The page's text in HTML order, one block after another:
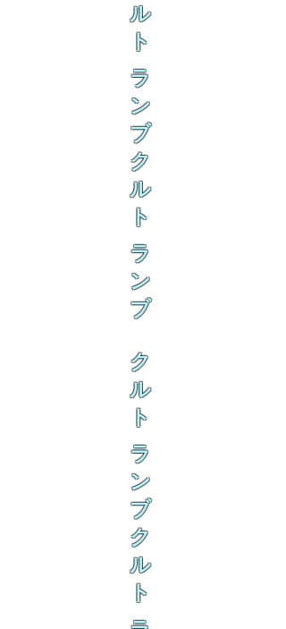
ル
ト
ラ
ン
ブ
ク
ル
ト
ラ
ン
ブ
ク
ル
ト
ラ
ン
ブ
ク
ル
ト